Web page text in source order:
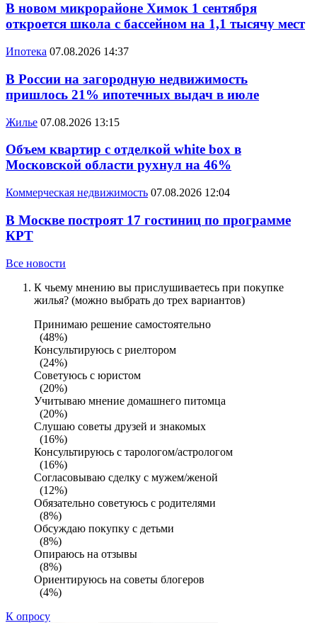
В новом микрорайоне Химок 1 сентября
откроется школа с бассейном на 1,1 тысячу мест
Ипотека 07.08.2026 14:37
В России на загородную недвижимость
пришлось 21% ипотечных выдач в июле
Жилье 07.08.2026 13:15
Объем квартир с отделкой white box в
Московской области рухнул на 46%
Коммерческая недвижимость 07.08.2026 12:04
В Москве построят 17 гостиниц по программе
КРТ
Все новости
К чьему мнению вы прислушиваетесь при покупке
жилья? (можно выбрать до трех вариантов)
Принимаю решение самостоятельно
(48%)
Консультируюсь с риелтором
(24%)
Советуюсь с юристом
(20%)
Учитываю мнение домашнего питомца
(20%)
Слушаю советы друзей и знакомых
(16%)
Консультируюсь с тарологом/астрологом
(16%)
Согласовываю сделку с мужем/женой
(12%)
Обязательно советуюсь с родителями
(8%)
Обсуждаю покупку с детьми
(8%)
Опираюсь на отзывы
(8%)
Ориентируюсь на советы блогеров
(4%)
К опросу